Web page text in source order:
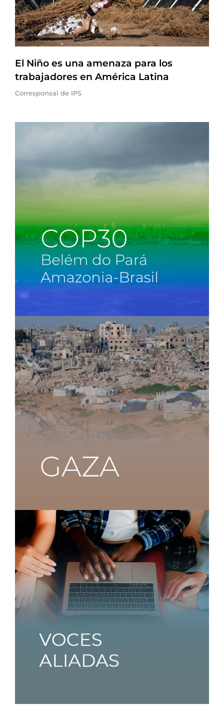
El Niño es una amenaza para los
trabajadores en América Latina
Corresponsal de IPS